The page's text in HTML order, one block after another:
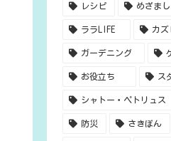
レシピ めざまし
ララLIFE カズ
ガーデニング
お役立ち ス
シャトー・ペトリュス
防災 さきぽん